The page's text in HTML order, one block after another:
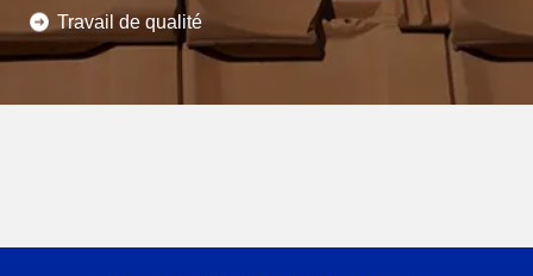
Travail de qualité